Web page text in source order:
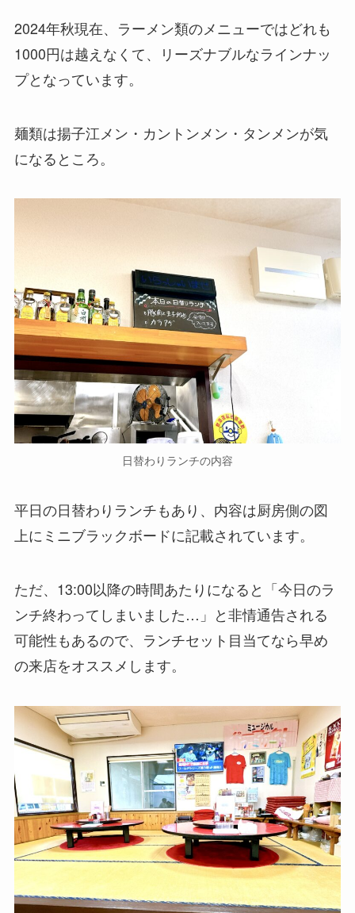
2024年秋現在、ラーメン類のメニューではどれも
1000円は越えなくて、リーズナブルなラインナッ
プとなっています。
麺類は揚子江メン・カントンメン・タンメンが気
になるところ。
日替わりランチの内容
平日の日替わりランチもあり、内容は厨房側の図
上にミニブラックボードに記載されています。
ただ、13:00以降の時間あたりになると「今日のラ
ンチ終わってしまいました…」と非情通告される
可能性もあるので、ランチセット目当てなら早め
の来店をオススメします。